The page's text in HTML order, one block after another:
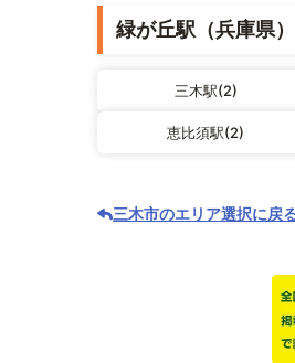
緑が丘駅（兵庫県
三木駅(2)
恵比須駅(2)
三木市のエリア選択に戻